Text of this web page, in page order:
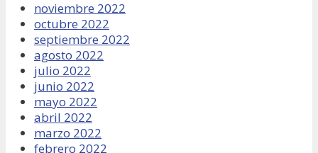
noviembre 2022
octubre 2022
septiembre 2022
agosto 2022
julio 2022
junio 2022
mayo 2022
abril 2022
marzo 2022
febrero 2022